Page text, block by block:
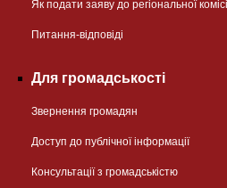
Як подати заяву до регіональної
Питання-відповіді
Для громадськості
Звернення громадян
Доступ до публічної інформації
Консультації з громадськістю